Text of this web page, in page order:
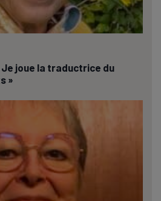
Je joue la traductrice du
»